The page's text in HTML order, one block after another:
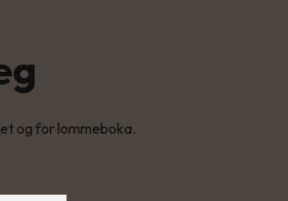
og for lommeboka.